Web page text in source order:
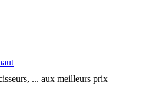
... aux meilleurs prix